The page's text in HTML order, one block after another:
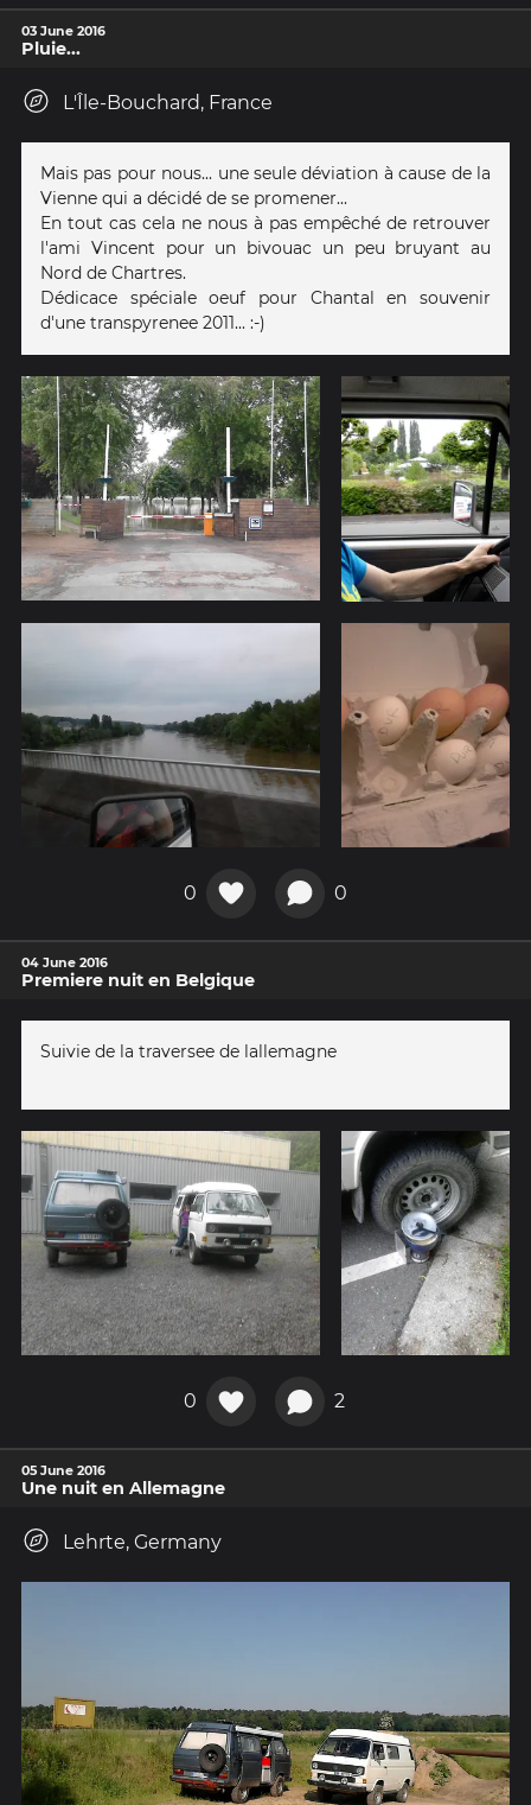
03 June 2016
Pluie...
L'Île-Bouchard, France
Mais pas pour nous... une seule déviation à cause de la
Vienne qui a décidé de se promener...
En tout cas cela ne nous à pas empêché de retrouver
l'ami Vincent pour un bivouac un peu bruyant au
Nord de Chartres.
Dédicace spéciale oeuf pour Chantal en souvenir
d'une transpyrenee 2011... :-)
0 0
04 June 2016
Premiere nuit en Belgique
Suivie de la traversee de lallemagne
0 2
05 June 2016
Une nuit en Allemagne
Lehrte, Germany